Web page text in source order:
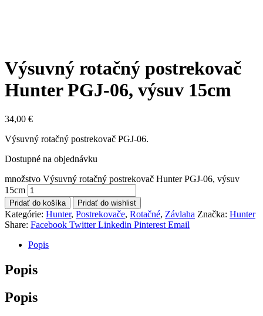
Výsuvný rotačný postrekovač
Hunter PGJ-06, výsuv 15cm
34,00 €
Výsuvný rotačný postrekovač PGJ-06.
Dostupné na objednávku
množstvo Výsuvný rotačný postrekovač Hunter PGJ-06, výsuv
15cm
Pridať do košíka Pridať do wishlist
Kategórie: Hunter, Postrekovače, Rotačné, Závlaha Značka: Hunter
Share: Facebook Twitter Linkedin Pinterest Email
Popis
Popis
Popis